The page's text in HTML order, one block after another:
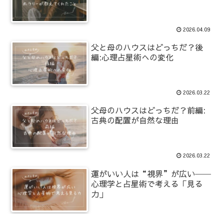
2026.04.09
父と母のハウスはどっちだ？後
編:心理占星術への変化
2026.03.22
父母のハウスはどっちだ？前編:
古典の配置が自然な理由
2026.03.22
運がいい人は“視界”が広い──
心理学と占星術で考える「見る
力」